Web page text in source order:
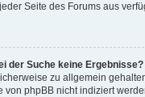
Seite des Forums aus
der Suche keine Ergebnisse?
zu allgemein
von phpBB nicht indiziert